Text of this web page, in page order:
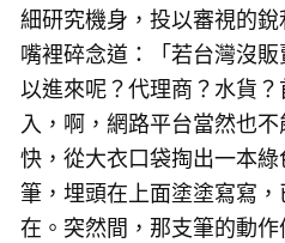
細研究機身，投以審視的
嘴裡碎念道：「若台灣沒
以進來呢？代理商？水貨
入，啊，網路平台當然也
快，從大衣口袋掏出一本
筆，埋頭在上面塗塗寫寫
在。突然間，那支筆的動